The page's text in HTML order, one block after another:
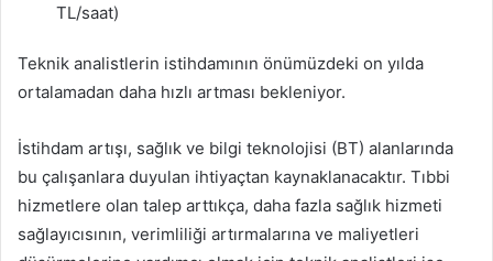
TL/saat)
Teknik analistlerin istihdamının önümüzdeki on yılda
ortalamadan daha hızlı artması bekleniyor.
İstihdam artışı, sağlık ve bilgi teknolojisi (BT) alanlarında
bu çalışanlara duyulan ihtiyaçtan kaynaklanacaktır. Tıbbi
hizmetlere olan talep arttıkça, daha fazla sağlık hizmeti
sağlayıcısının, verimliliği artırmalarına ve maliyetleri